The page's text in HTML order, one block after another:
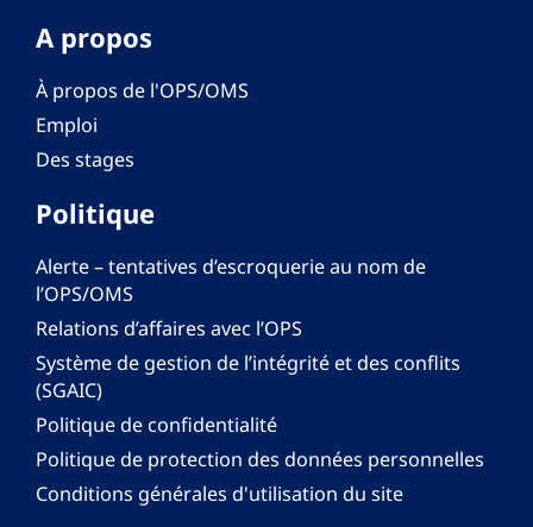
A propos
À propos de l'OPS/OMS
Emploi
Des stages
Politique
Alerte – tentatives d’escroquerie au nom de
l’OPS/OMS
Relations d’affaires avec l’OPS
Système de gestion de l’intégrité et des conflits
(SGAIC)
Politique de confidentialité
Politique de protection des données personnelles
Conditions générales d'utilisation du site